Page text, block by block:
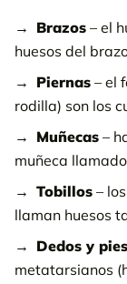
Brazos – el
huesos del
Piernas – el
rodilla) son los
Muñecas –
muñeca
Tobillos –
llaman huesos
Dedos y pies
metatarsianos